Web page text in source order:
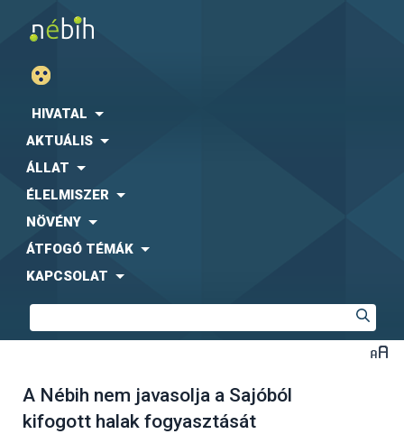
HIVATAL
AKTUÁLIS
ÁLLAT
ÉLELMISZER
NÖVÉNY
ÁTFOGÓ TÉMÁK
KAPCSOLAT
A Nébih nem javasolja a Sajóból
kifogott halak fogyasztását